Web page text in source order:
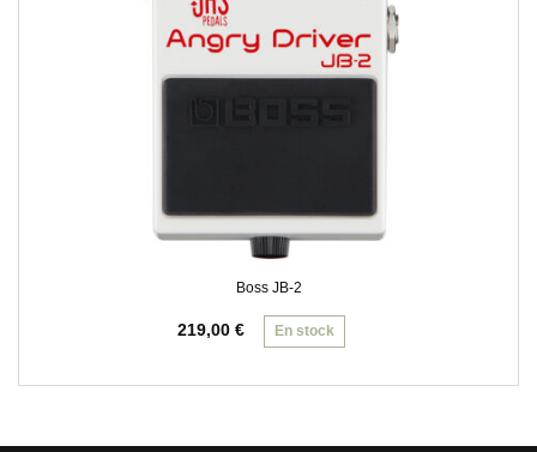
Boss JB-2
219,00 € En stock